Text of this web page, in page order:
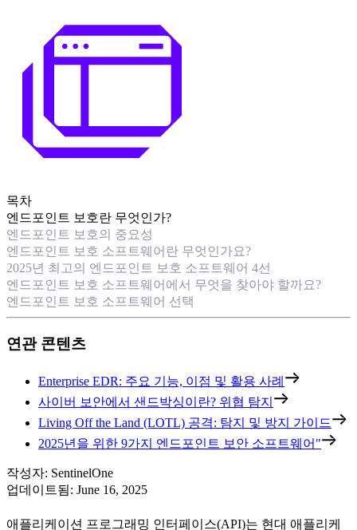
목차
엔드포인트 보호란 무엇인가?
엔드포인트 보호의 중요성
엔드포인트 보호 소프트웨어란 무엇인가요?
2025년 최고의 엔드포인트 보호 소프트웨어 4선
엔드포인트 보호 소프트웨어에서 무엇을 찾아야 할까요?
엔드포인트 보호 소프트웨어 선택
연관 콘텐츠
Enterprise EDR: 주요 기능, 이점 및 활용 사례
사이버 보안에서 샌드박싱이란? 위협 탐지
Living Off the Land (LOTL) 공격: 탐지 및 방지 가이드
2025년을 위한 9가지 엔드포인트 보안 소프트웨어"
작성자: SentinelOne
업데이트됨: June 16, 2025
애플리케이션 프로그래밍 인터페이스(API)는 현대 애플리케